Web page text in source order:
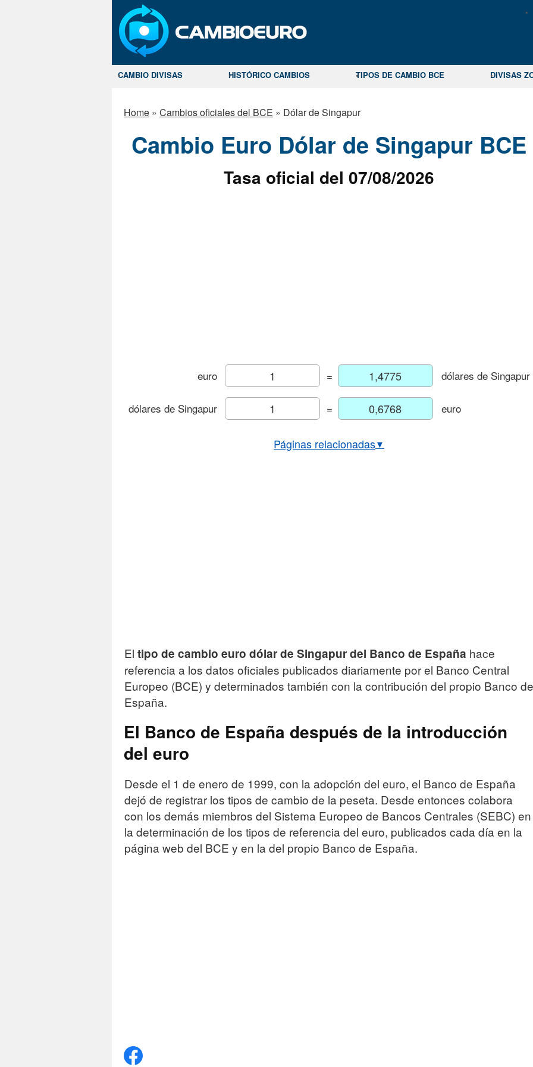
CAMBIO DIVISAS HISTÓRICO CAMBIOS TIPOS DE CAMBIO BCE DIVISAS
Home » Cambios oficiales del BCE » Dólar de Singapur
Cambio Euro Dólar de Singapur BCE
Tasa oficial del 07/08/2026
euro = dólares de Singapur
dólares de Singapur = euro
Páginas relacionadas▼
El tipo de cambio euro dólar de Singapur del Banco de España hace
referencia a los datos oficiales publicados diariamente por el Banco Central
Europeo (BCE) y determinados también con la contribución del propio Banco de
España.
El Banco de España después de la introducción
del euro
Desde el 1 de enero de 1999, con la adopción del euro, el Banco de España
dejó de registrar los tipos de cambio de la peseta. Desde entonces colabora
con los demás miembros del Sistema Europeo de Bancos Centrales (SEBC) en
la determinación de los tipos de referencia del euro, publicados cada día en la
página web del BCE y en la del propio Banco de España.